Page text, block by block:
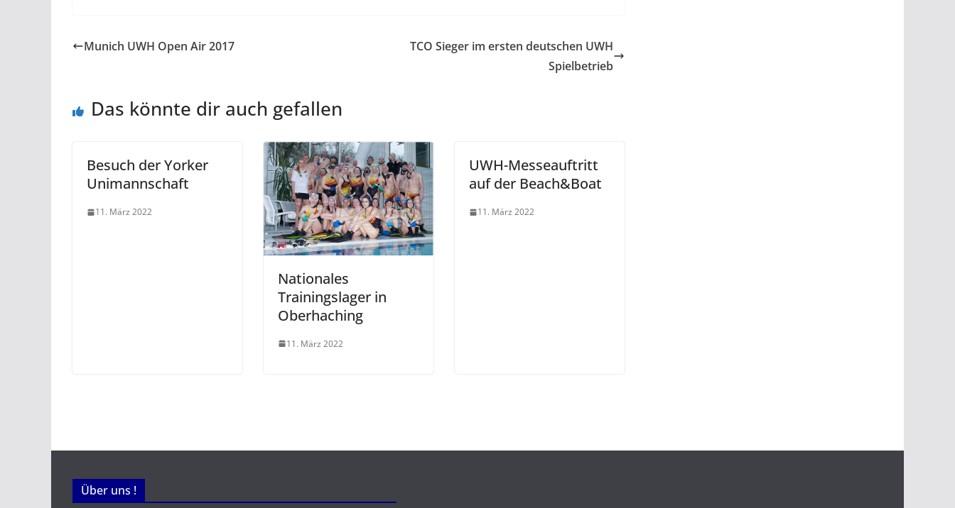
Munich UWH Open Air 2017
TCO Sieger im ersten deutschen UWH
Spielbetrieb
Das könnte dir auch gefallen
Besuch der Yorker
Unimannschaft
11. März 2022
Nationales
Trainingslager in
Oberhaching
11. März 2022
UWH-Messeauftritt
auf der Beach&Boat
11. März 2022
Über uns !